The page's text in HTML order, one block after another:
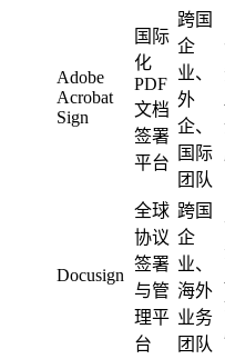
Adobe
Acrobat
Sign
国际
化
PDF
文档
签署
平台
跨国
企
业、
外
企、
国际
团队
Docusign
全球
协议
签署
与管
理平
台
跨国
企
业、
海外
业务
团队